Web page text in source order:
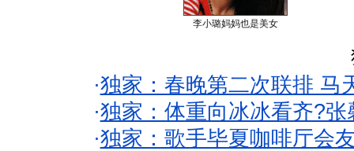
李小璐妈妈也是美女
·独家：春晚第二次联排 马
·独家：体重向冰冰看齐?
·独家：歌手毕夏咖啡厅会